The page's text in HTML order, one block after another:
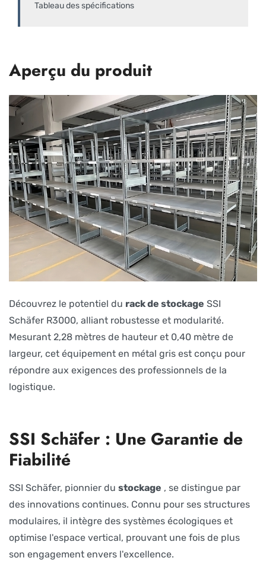
Tableau des spécifications
Aperçu du produit
Découvrez le potentiel du rack de stockage SSI
Schäfer R3000, alliant robustesse et modularité.
Mesurant 2,28 mètres de hauteur et 0,40 mètre de
largeur, cet équipement en métal gris est conçu pour
répondre aux exigences des professionnels de la
logistique.
SSI Schäfer : Une Garantie de
Fiabilité
SSI Schäfer, pionnier du stockage , se distingue par
des innovations continues. Connu pour ses structures
modulaires, il intègre des systèmes écologiques et
optimise l'espace vertical, prouvant une fois de plus
son engagement envers l'excellence.